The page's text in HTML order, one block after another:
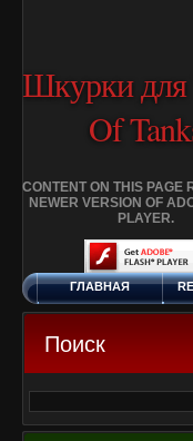
Шкурки для
Of
CONTENT ON THIS PAGE
NEWER VERSION OF
PLAYER.
ПЯТНИЦА,
ГЛАВНАЯ
ДОБАВИТЬ
Поиск